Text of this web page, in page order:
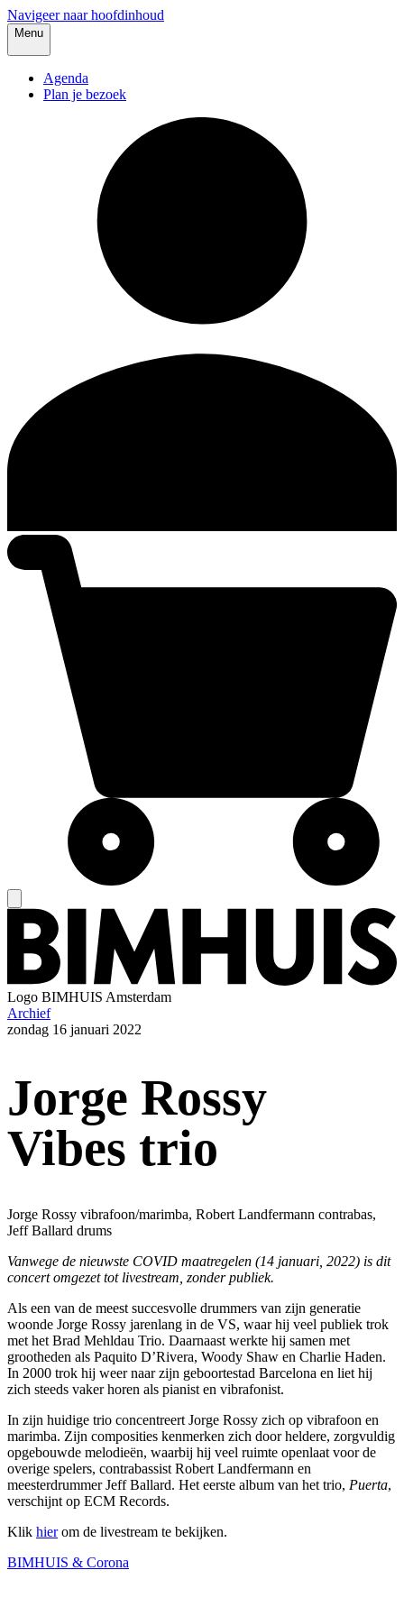
Navigeer naar hoofdinhoud
Menu
Agenda
Plan je bezoek
Logo BIMHUIS Amsterdam
Archief
zondag 16 januari 2022
Jorge Rossy
Vibes trio
Jorge Rossy vibrafoon/marimba, Robert Landfermann contrabas,
Jeff Ballard drums
Vanwege de nieuwste COVID maatregelen (14 januari, 2022) is dit
concert omgezet tot livestream, zonder publiek.
Als een van de meest succesvolle drummers van zijn generatie
woonde Jorge Rossy jarenlang in de VS, waar hij veel publiek trok
met het Brad Mehldau Trio. Daarnaast werkte hij samen met
grootheden als Paquito D’Rivera, Woody Shaw en Charlie Haden.
In 2000 trok hij weer naar zijn geboortestad Barcelona en liet hij
zich steeds vaker horen als pianist en vibrafonist.
In zijn huidige trio concentreert Jorge Rossy zich op vibrafoon en
marimba. Zijn composities kenmerken zich door heldere, zorgvuldig
opgebouwde melodieën, waarbij hij veel ruimte openlaat voor de
overige spelers, contrabassist Robert Landfermann en
meesterdrummer Jeff Ballard. Het eerste album van het trio, Puerta,
verschijnt op ECM Records.
Klik hierom de livestream te bekijken.
BIMHUIS & Corona